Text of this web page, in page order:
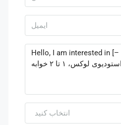
انتخاب کنید